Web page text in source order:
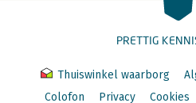
PRETTIG
Thuiswinkel waarborg
Colofon
Privacy Cookies